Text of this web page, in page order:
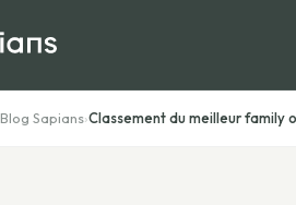
Blog Sapians›Classement du meilleur family